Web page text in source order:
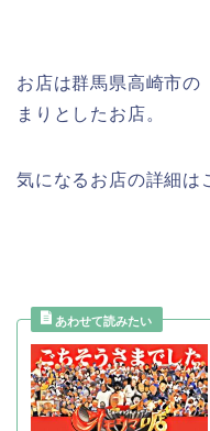
お店は群馬県高崎市の
まりとしたお店。
気になるお店の詳細は